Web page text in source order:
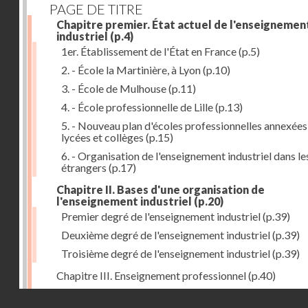
PAGE DE TITRE
Chapitre premier. État actuel de
industriel (p.4)
1er. Établissement de l'État en France(p.5)
2. - École la Martinière, à Lyon(p.10)
3. - École de Mulhouse(p.11)
4. - École professionnelle de Lille(p.13)
5. - Nouveau plan d'écoles professionnelles
lycées et collèges (p.15)
6. - Organisation de l'enseignement industriel dans
étrangers (p.17)
Chapitre II. Bases d'une organisation de
l'enseignement industriel (p.20)
Premier degré de l'enseignement industriel(p.39)
Deuxième degré de l'enseignement industriel(p.39)
Troisième degré de l'enseignement industriel(p.39)
Chapitre III. Enseignement professionnel(p.40)